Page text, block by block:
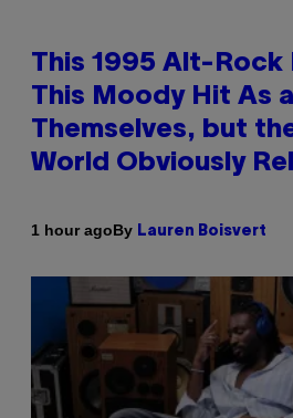
This 1995 Alt-Rock
This Moody Hit As a
Themselves, but
World Obviously
1 hour agoBy Lauren Boisvert